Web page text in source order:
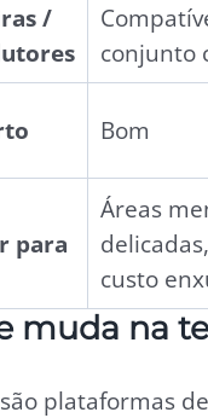
/
conjunto
Bom
para
Áreas
custo
muda na
plataformas de